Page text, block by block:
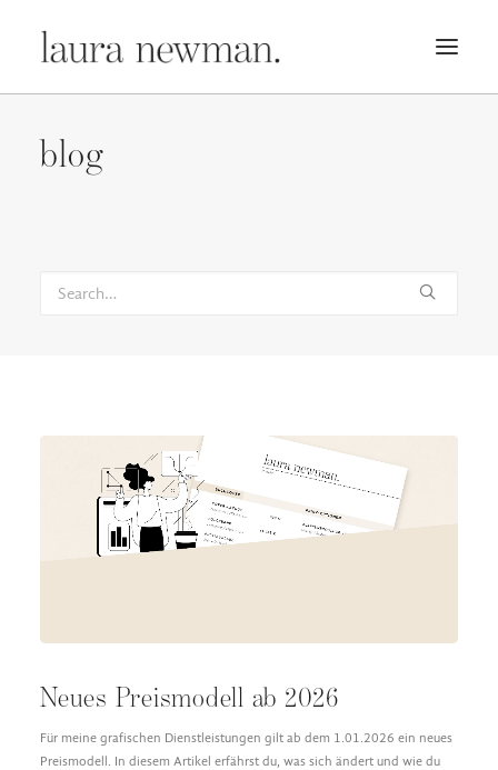
PORTFOLIO
PREMADES
NEWS
MERCH
ÜBER MICH
DESIGN FAQ
PRESSEMATERIAL
KONTAKT
blog
Neues Preismodell ab 2026
Für meine grafischen Dienstleistungen gilt ab dem 1.01.2026 ein neues
Preismodell. In diesem Artikel erfährst du, was sich ändert und wie du